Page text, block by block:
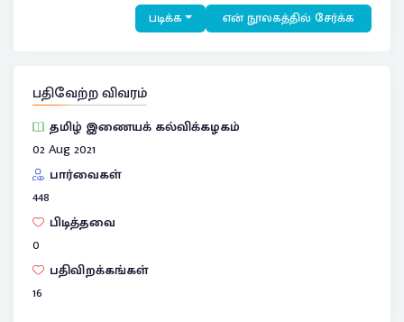
படிக்க என் நூலகத்தில் சேர்க்க
பதிவேற்ற விவரம்
தமிழ் இணையக் கல்விக்கழகம்
02 Aug 2021
பார்வைகள்
448
பிடித்தவை
0
பதிவிறக்கங்கள்
16